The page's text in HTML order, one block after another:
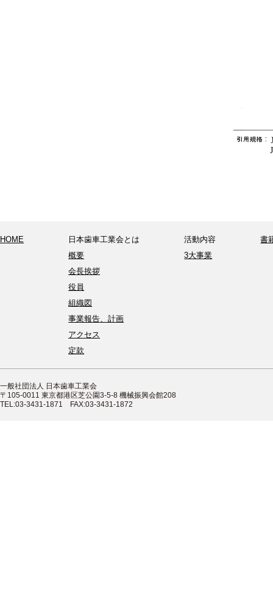
HOME
日本歯車工業会とは
概要
会長挨拶
役員
組織図
事業報告、計画
アクセス
定款
活動内容
3大事業
書
一般社団法人 日本歯車工業会
〒105-0011 東京都港区芝公園3-5-8 機械振興会館208
TEL:03-3431-1871 FAX:03-3431-1872